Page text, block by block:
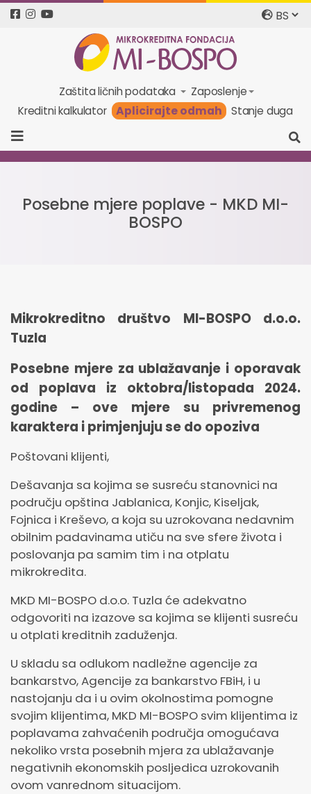
Zaštita ličnih podataka
Zaposlenje
Kreditni kalkulator
Aplicirajte odmah Stanje duga
Posebne mjere poplave - MKD MI-
BOSPO
Mikrokreditno društvo MI-BOSPO d.o.o.
Tuzla
Posebne mjere za ublažavanje i oporavak
od poplava iz oktobra/listopada 2024.
godine – ove mjere su privremenog
karaktera i primjenjuju se do opoziva
Poštovani klijenti,
Dešavanja sa kojima se susreću stanovnici na
području opština Jablanica, Konjic, Kiseljak,
Fojnica i Kreševo, a koja su uzrokovana nedavnim
obilnim padavinama utiču na sve sfere života i
poslovanja pa samim tim i na otplatu
mikrokredita.
MKD MI-BOSPO d.o.o. Tuzla će adekvatno
odgovoriti na izazove sa kojima se klijenti susreću
u otplati kreditnih zaduženja.
U skladu sa odlukom nadležne agencije za
bankarstvo, Agencije za bankarstvo FBiH, i u
nastojanju da i u ovim okolnostima pomogne
svojim klijentima, MKD MI-BOSPO svim klijentima iz
poplavama zahvaćenih područja omogućava
nekoliko vrsta posebnih mjera za ublažavanje
negativnih ekonomskih posljedica uzrokovanih
ovom vanrednom situacijom.